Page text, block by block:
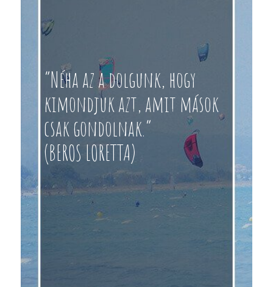
“Néha az a dolgunk, hogy
kimondjuk azt, amit mások
csak gondolnak.”
(BEROS LORETTA)